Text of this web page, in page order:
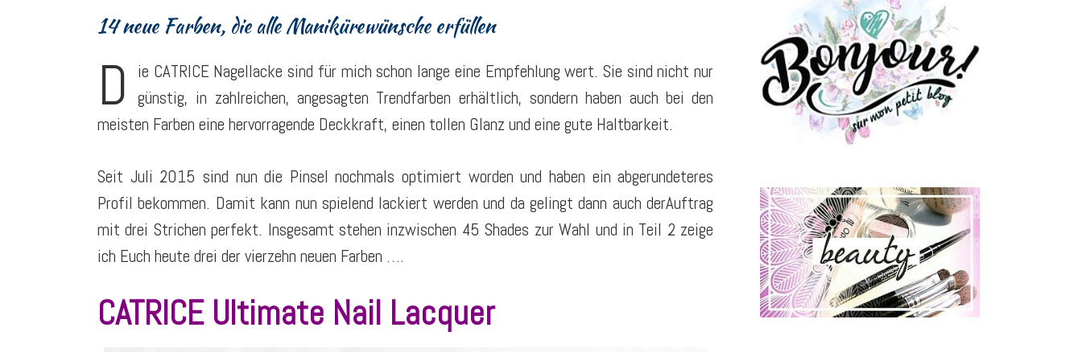
14 neue Farben, die alle Manikürewünsche erfüllen
D
ie CATRICE Nagellacke sind für mich schon lange eine Empfehlung wert. Sie sind nicht nur
günstig, in zahlreichen, angesagten Trendfarben erhältlich, sondern haben auch bei den
meisten Farben eine hervorragende Deckkraft, einen tollen Glanz und eine gute Haltbarkeit.
Seit Juli 2015 sind nun die Pinsel nochmals optimiert worden und haben ein abgerundeteres
Profil bekommen. Damit kann nun spielend lackiert werden und da gelingt dann auch derAuftrag
mit drei Strichen perfekt. Insgesamt stehen inzwischen 45 Shades zur Wahl und in Teil 2 zeige
ich Euch heute drei der vierzehn neuen Farben ….
CATRICE Ultimate Nail Lacquer